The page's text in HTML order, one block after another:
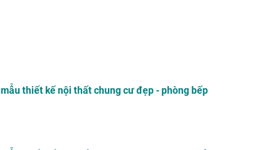
mẫu thiết kế nội thất chung cư đẹp - phòng bếp